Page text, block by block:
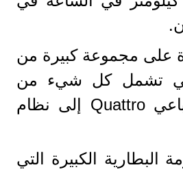
على مجموعة كبيرة من
تشمل كل شيء من
نظام الدفع الرباعي Quattro إلى نظام
البطارية الكبيرة التي